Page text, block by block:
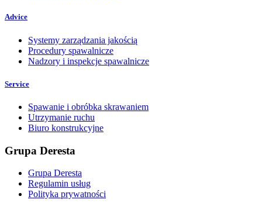
Advice
Systemy zarządzania jakością
Procedury spawalnicze
Nadzory i inspekcje spawalnicze
Service
Spawanie i obróbka skrawaniem
Utrzymanie ruchu
Biuro konstrukcyjne
Grupa Deresta
Grupa Deresta
Regulamin usług
Polityka prywatności